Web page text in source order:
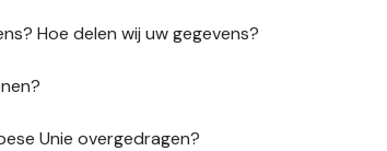
Hoe delen wij uw gegevens?
Unie overgedragen?